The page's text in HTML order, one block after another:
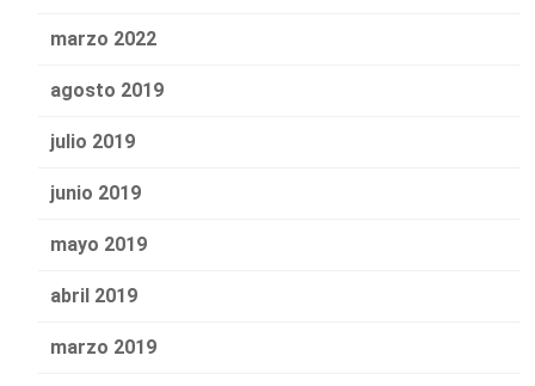
marzo 2022
agosto 2019
julio 2019
junio 2019
mayo 2019
abril 2019
marzo 2019